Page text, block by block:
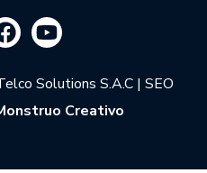
Solutions S.A.C | SEO
Creativo